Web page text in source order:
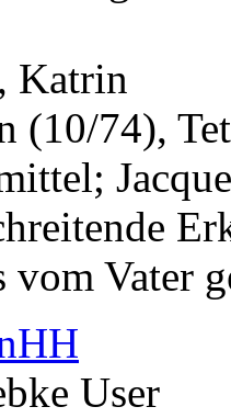
Katrin
(10/74),
vom Vater
User